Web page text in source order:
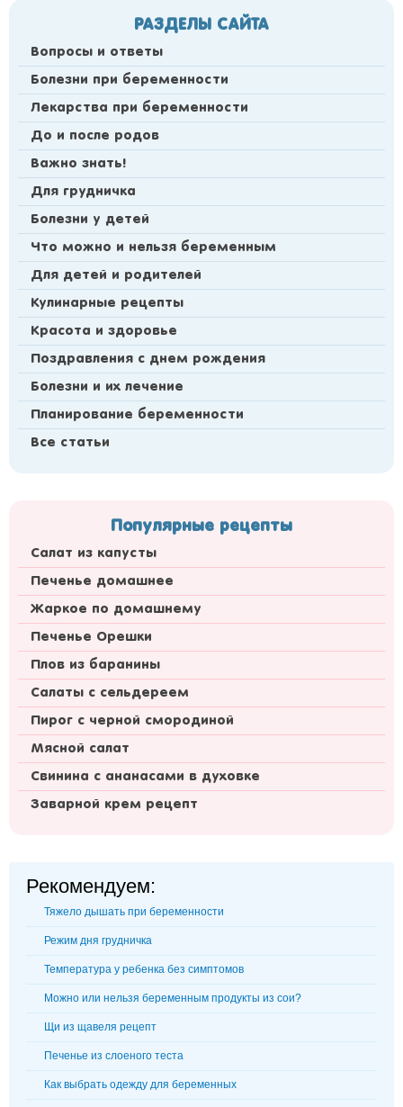
РАЗДЕЛЫ САЙТА
Вопросы и ответы
Болезни при беременности
Лекарства при беременности
До и после родов
Важно знать!
Для грудничка
Болезни у детей
Что можно и нельзя беременным
Для детей и родителей
Кулинарные рецепты
Красота и здоровье
Поздравления с днем рождения
Болезни и их лечение
Планирование беременности
Все статьи
Популярные рецепты
Салат из капусты
Печенье домашнее
Жаркое по домашнему
Печенье Орешки
Плов из баранины
Салаты с сельдереем
Пирог с черной смородиной
Мясной салат
Свинина с ананасами в духовке
Заварной крем рецепт
Рекомендуем:
Тяжело дышать при беременности
Режим дня грудничка
Температура у ребенка без симптомов
Можно или нельзя беременным продукты из сои?
Щи из щавеля рецепт
Печенье из слоеного теста
Как выбрать одежду для беременных